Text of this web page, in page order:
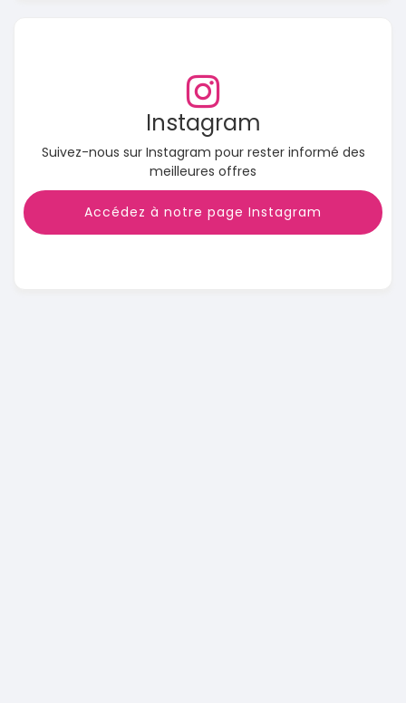
Instagram
Suivez-nous sur Instagram pour rester informé des
meilleures offres
Accédez à notre page Instagram